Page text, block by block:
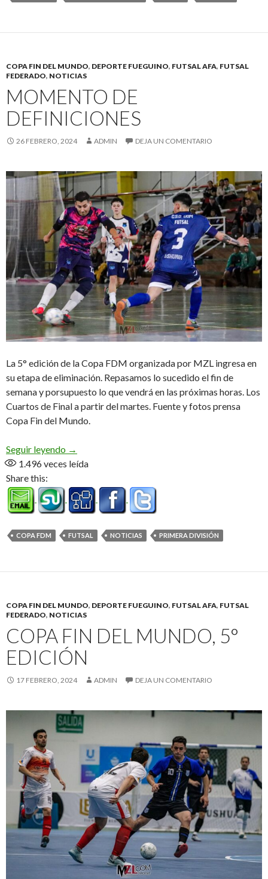
COPA FIN DEL MUNDO, DEPORTE FUEGUINO, FUTSAL AFA, FUTSAL
FEDERADO, NOTICIAS
MOMENTO DE
DEFINICIONES
26 FEBRERO, 2024 ADMIN DEJA UN COMENTARIO
La 5° edición de la Copa FDM organizada por MZL ingresa en
su etapa de eliminación. Repasamos lo sucedido el fin de
semana y porsupuesto lo que vendrá en las próximas horas. Los
Cuartos de Final a partir del martes. Fuente y fotos prensa
Copa Fin del Mundo.
Seguir leyendo Momento de definiciones
→
1.496veces leída
Share this:
COPA FDM FUTSAL NOTICIAS PRIMERA DIVISIÓN
COPA FIN DEL MUNDO, DEPORTE FUEGUINO, FUTSAL AFA, FUTSAL
FEDERADO, NOTICIAS
COPA FIN DEL MUNDO, 5°
EDICIÓN
17 FEBRERO, 2024 ADMIN DEJA UN COMENTARIO